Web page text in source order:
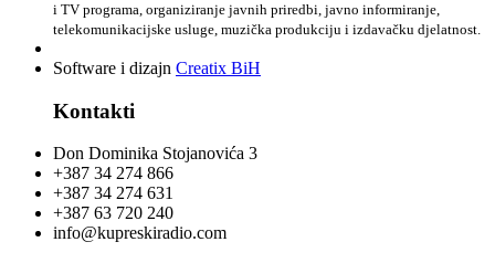
i TV programa, organiziranje javnih priredbi, javno informiranje,
telekomunikacijske usluge, muzička produkciju i izdavačku djelatnost.
Software i dizajn Creatix BiH
Kontakti
Don Dominika Stojanovića 3
+387 34 274 866
+387 34 274 631
+387 63 720 240
info@kupreskiradio.com